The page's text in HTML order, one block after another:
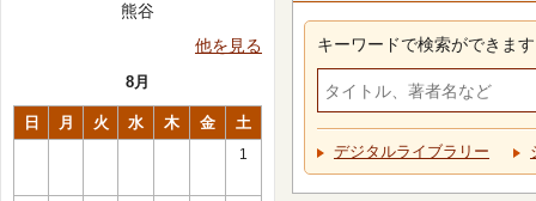
熊谷
他を見る
8月
日 月 火 水 木 金 土
1
キーワードで検索ができます
デジタルライブラリー